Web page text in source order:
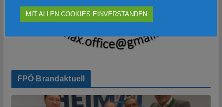
FPÖ Brandaktuell
MIT ALLEN COOKIES EINVERSTANDEN